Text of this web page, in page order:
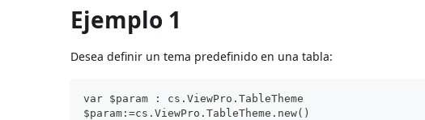
Ejemplo 1
Desea definir un tema predefinido en una tabla:
var $param : cs.ViewPro.TableTheme
$param:=cs.ViewPro.TableTheme.new()